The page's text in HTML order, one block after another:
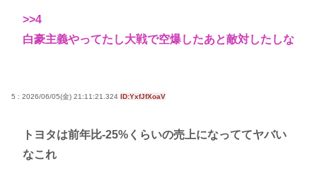
>>4
白豪主義やってたし大戦で空爆したあと敵対したしな
5 : 2026/06/05(金) 21:11:21.324 ID:YxfJfXoaV
トヨタは前年比-25%くらいの売上になっててヤバい
なこれ